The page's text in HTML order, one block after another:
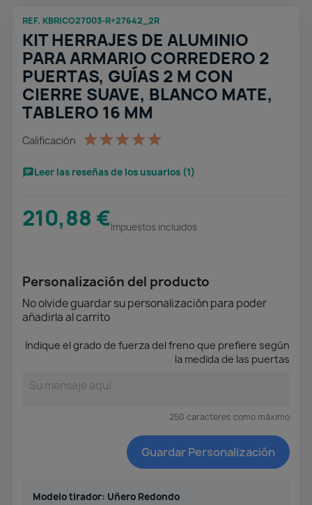
REF. KBRICO27003-R+27642_2R
KIT HERRAJES DE ALUMINIO
PARA ARMARIO CORREDERO 2
PUERTAS, GUÍAS 2 M CON
CIERRE SUAVE, BLANCO MATE,
TABLERO 16 MM
Calificación
Leer las reseñas de los usuarios (1)
210,88 €Impuestos incluidos
Personalización del producto
No olvide guardar su personalización para poder
añadirla al carrito
Indique el grado de fuerza del freno que prefiere según
la medida de las puertas
250 caracteres como máximo
Guardar Personalización
Modelo tirador: Uñero Redondo